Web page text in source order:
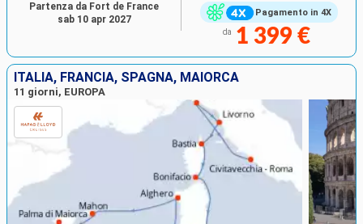
Pagamento in 4X
da 1 399 €
Partenza da Fort de France
sab 10 apr 2027
ITALIA, FRANCIA, SPAGNA, MAIORCA
11 giorni, EUROPA